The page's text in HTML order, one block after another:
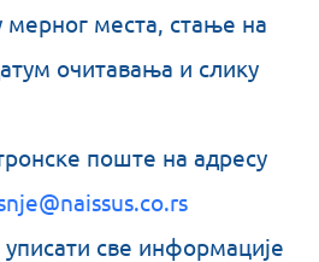
места, стање на
очитавања и слику
поште на адресу
све информације